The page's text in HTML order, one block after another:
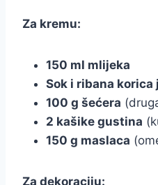
Za kremu:
150 ml mlijeka
Sok i ribana korica
100 g šećera
2 kašike gustina
150 g maslaca
Za dekoraciju: